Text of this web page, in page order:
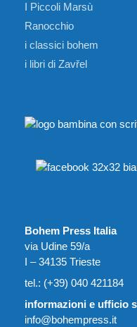
I Piccoli Marsù
Ranocchio
i classici bohem
i libri di Zavřel
Bohem Press Italia
via Udine 59/a
I – 34135 Trieste
tel.: (+39) 040 421184
informazioni e ufficio
info@bohempress.it